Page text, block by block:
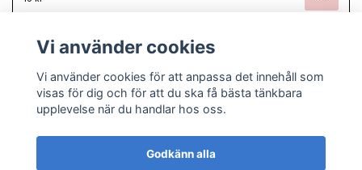
Vi använder cookies
Vi använder cookies för att anpassa det innehåll som
visas för dig och för att du ska få bästa tänkbara
upplevelse när du handlar hos oss.
Godkänn alla